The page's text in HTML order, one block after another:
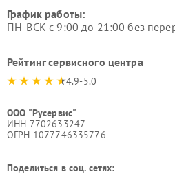
График работы:
ПН-ВСК с 9:00 до 21:00 без
Рейтинг сервисного центра
4.9-5.0
ООО "Русервис"
ИНН 7702633247
ОГРН 1077746335776
Поделиться в соц. сетях: